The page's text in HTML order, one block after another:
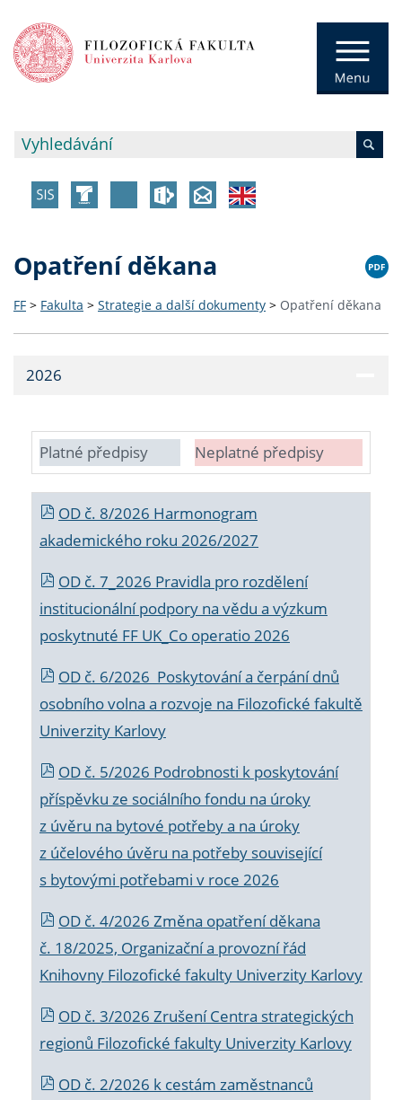
Opatření děkana
FF > Fakulta > Strategie a další dokumenty > Opatření děkana
2026
Platné předpisy Neplatné předpisy
OD č. 8/2026 Harmonogram
akademického roku 2026/2027
OD č. 7_2026 Pravidla pro rozdělení
institucionální podpory na vědu a výzkum
poskytnuté FF UK_Co operatio 2026
OD č. 6/2026 Poskytování a čerpání dnů
osobního volna a rozvoje na Filozofické fakultě
Univerzity Karlovy
OD č. 5/2026 Podrobnosti k poskytování
příspěvku ze sociálního fondu na úroky
z úvěru na bytové potřeby a na úroky
z účelového úvěru na potřeby související
s bytovými potřebami v roce 2026
OD č. 4/2026 Změna opatření děkana
č. 18/2025, Organizační a provozní řád
Knihovny Filozofické fakulty Univerzity Karlovy
OD č. 3/2026 Zrušení Centra strategických
regionů Filozofické fakulty Univerzity Karlovy
OD č. 2/2026 k cestám zaměstnanců